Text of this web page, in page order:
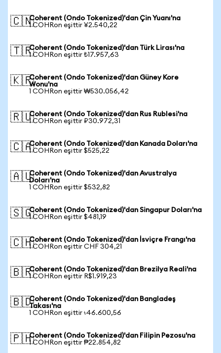
🇨🇳Coherent (Ondo Tokenized)'dan Çin Yuanı'na
1 COHRon eşittir ¥2.540,22
🇹🇷Coherent (Ondo Tokenized)'dan Türk Lirası'na
1 COHRon eşittir ₺17.957,63
🇰🇷Coherent (Ondo Tokenized)'dan Güney Kore
Wonu'na
1 COHRon eşittir ₩530.056,42
🇷🇺Coherent (Ondo Tokenized)'dan Rus Rublesi'na
1 COHRon eşittir ₽30.972,31
🇨🇦Coherent (Ondo Tokenized)'dan Kanada Doları'na
1 COHRon eşittir $525,22
🇦🇺Coherent (Ondo Tokenized)'dan Avustralya
Doları'na
1 COHRon eşittir $532,82
🇸🇬Coherent (Ondo Tokenized)'dan Singapur Doları'na
1 COHRon eşittir $481,19
🇨🇭Coherent (Ondo Tokenized)'dan İsviçre Frangı'na
1 COHRon eşittir CHF 304,21
🇧🇷Coherent (Ondo Tokenized)'dan Brezilya Reali'na
1 COHRon eşittir R$1.919,23
🇧🇩Coherent (Ondo Tokenized)'dan Bangladeş
Takası'na
1 COHRon eşittir ৳46.600,56
🇵🇭Coherent (Ondo Tokenized)'dan Filipin Pezosu'na
1 COHRon eşittir ₱22.854,82